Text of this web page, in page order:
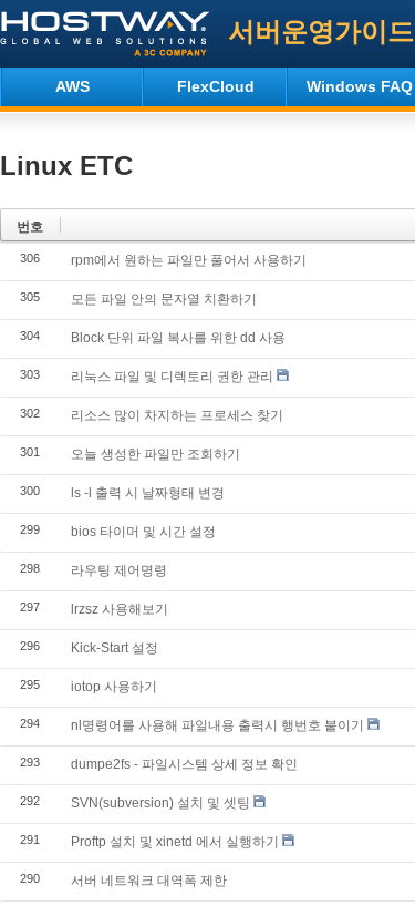
서버운영가이드
AWS FlexCloud Windows FAQ
Linux ETC
번호
306 rpm에서 원하는 파일만 풀어서 사용하기
305 모든 파일 안의 문자열 치환하기
304 Block 단위 파일 복사를 위한 dd 사용
303 리눅스 파일 및 디렉토리 권한 관리
302 리소스 많이 차지하는 프로세스 찾기
301 오늘 생성한 파일만 조회하기
300 ls -l 출력 시 날짜형태 변경
299 bios 타이머 및 시간 설정
298 라우팅 제어명령
297 lrzsz 사용해보기
296 Kick-Start 설정
295 iotop 사용하기
294 nl명령어를 사용해 파일내용 출력시 행번호 붙이기
293 dumpe2fs - 파일시스템 상세 정보 확인
292 SVN(subversion) 설치 및 셋팅
291 Proftp 설치 및 xinetd 에서 실행하기
290 서버 네트워크 대역폭 제한